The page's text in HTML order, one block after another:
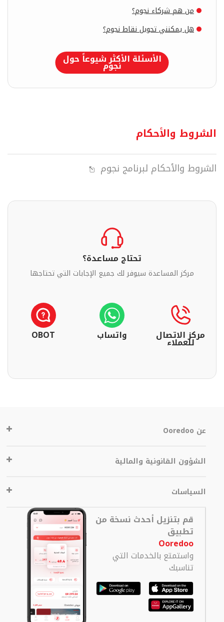
الأسئلة الأكثر شيوعاً حول
نجوم
من هم شركاء نجوم؟
هل يمكنني تحويل نقاط نجوم؟
الشروط والأحكام
الشروط والأحكام لبرنامج نجوم
تحتاج مساعدة؟
مركز المساعدة سيوفر لك جميع الإجابات التي تحتاجها
مركز الاتصال
للعملاء واتساب OBOT
عن Ooredoo
الشؤون القانونية والمالية
السياسات
قم بتنزيل أحدث نسخة من
تطبيق
Ooredoo
واستمتع بالخدمات التي
تناسبك